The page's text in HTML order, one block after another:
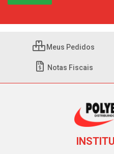
Meus Pedidos
Notas Fiscais